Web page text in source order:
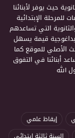
حيث يوفر لأبنائنا
للمرحلة الإبتدائية
التي تساعدهم
قيمة يسهل
الأصلي للموقع كما
أبنائنا في التفوق
الله
إيقاظ علمي